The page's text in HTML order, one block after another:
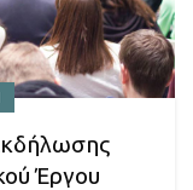
Έργου